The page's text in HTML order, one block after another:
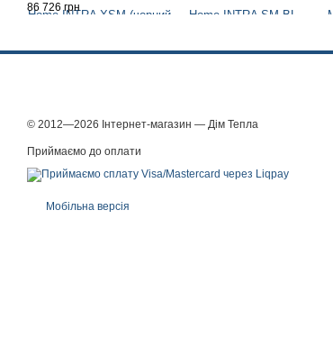
86 726 грн
© 2012—2026 Інтернет-магазин — Дім Тепла
Приймаємо до оплати
Мобільна версія